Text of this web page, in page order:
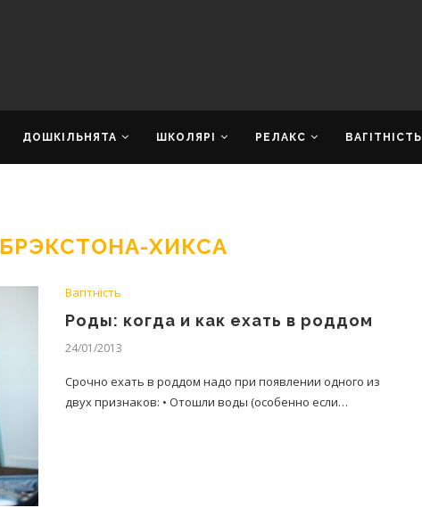
ДОШКІЛЬНЯТА ШКОЛЯРІ РЕЛАКС ВАГІТНІСТЬ
ХИКСА
Вагітність
Роды: когда и как ехать в роддом
24/01/2013
Срочно ехать в роддом надо при появлении одного из
двух признаков: • Отошли воды (особенно если…